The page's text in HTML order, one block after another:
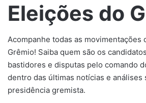
Eleições do
Acompanhe todas as movimentações
Grêmio! Saiba quem são os
bastidores e disputas pelo comando
dentro das últimas notícias e análises
presidência gremista.